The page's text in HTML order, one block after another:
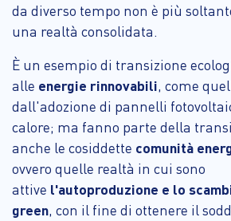
da diverso tempo non è più
una realtà consolidata.
È un esempio di transizione
alle energie rinnovabili, come
dall'adozione di pannelli
calore; ma fanno parte della
anche le cosiddette comunità
ovvero quelle realtà in cui sono
attive l'autoproduzione e lo
green, con il fine di ottenere il